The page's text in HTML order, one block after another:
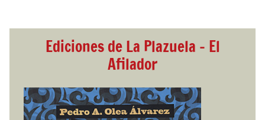
Ediciones de La Plazuela - El
Afilador